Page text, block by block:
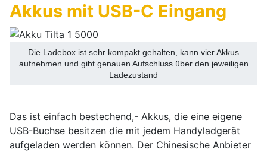
Akkus mit USB-C Eingang
Die Ladebox ist sehr kompakt gehalten, kann vier Akkus
aufnehmen und gibt genauen Aufschluss über den jeweiligen
Ladezustand
Das ist einfach bestechend,- Akkus, die eine eigene
USB-Buchse besitzen die mit jedem Handyladgerät
aufgeladen werden können. Der Chinesische Anbieter